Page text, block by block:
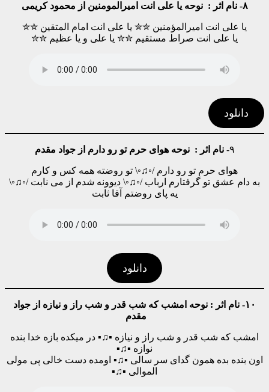
۸- نام اثر : نوحه یا علی انت امیرالمومنین از محمود کریمی
یا علی انت امیرالمؤمنین ✮✮ یا علی انت امام المتقین ✮✮
یا علی انت صراط مستقیم ✮✮ یا علی و یا عظیم ✮✮
دانلود
۹- نام اثر : نوحه هوای حرم تو رو دارم از جواد مقدم
هوای حرم تو رو دارم /◦♫◦\ تو روضته همه کس و کارم
به دام عشق تو گرفتارم ارباب /◦♫◦\ دیوونه شدم از می نابت /◦♫◦\
یه پای روضتم آقا ثابت
دانلود
۱۰- نام اثر : نوحه امشب که شب قدر و شب راز و نیازه از جواد
مقدم
امشب که شب قدر و شب راز و نیازه ▪♫▪ در میکده بازه خدا بنده
نوازه ▪♫▪
اون بنده بده همون گدای سر سالی ▪♫▪ اومده دست خالی پی مولی
الموالی ▪♫▪